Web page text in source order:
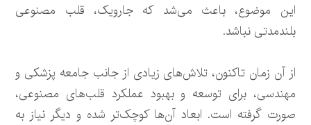
این موضوع، باعث می‌شد که جارویک، قلب مصنوعی
بلندمدتی نباشد.
از آن زمان تاکنون، تلاش‌های زیادی از جانب جامعه پزشکی و
مهندسی، برای توسعه و بهبود عملکرد قلب‌های مصنوعی،
صورت گرفته است. ابعاد آن‌ها کوچک‌تر شده و دیگر نیاز به